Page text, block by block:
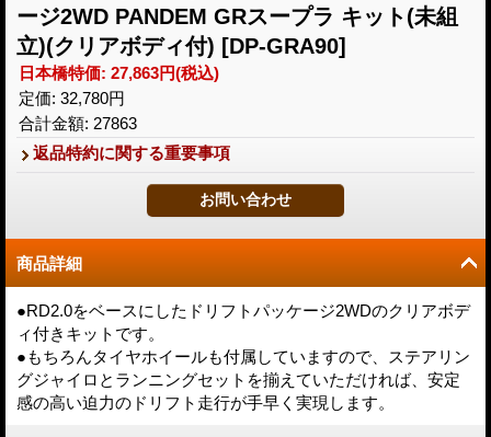
ージ2WD PANDEM GRスープラ キット(未組
立)(クリアボディ付) [DP-GRA90]
日本橋特価: 27,863円(税込)
定価: 32,780円
合計金額: 27863
返品特約に関する重要事項
商品詳細
●RD2.0をベースにしたドリフトパッケージ2WDのクリアボデ
ィ付きキットです。
●もちろんタイヤホイールも付属していますので、ステアリン
グジャイロとランニングセットを揃えていただければ、安定
感の高い迫力のドリフト走行が手早く実現します。